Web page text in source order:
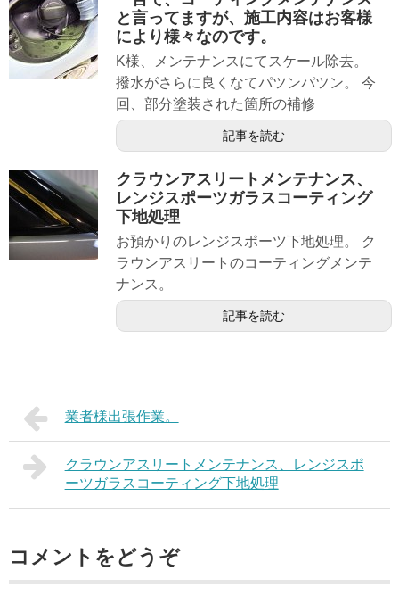
と言ってますが、施工内容はお客様
により様々なのです。
K様、メンテナンスにてスケール除去。
撥水がさらに良くなてパツンパツン。 今
回、部分塗装された箇所の補修
記事を読む
クラウンアスリートメンテナンス、
レンジスポーツガラスコーティング
下地処理
お預かりのレンジスポーツ下地処理。 ク
ラウンアスリートのコーティングメンテ
ナンス。
記事を読む
業者様出張作業。
クラウンアスリートメンテナンス、レンジスポ
ーツガラスコーティング下地処理
コメントをどうぞ